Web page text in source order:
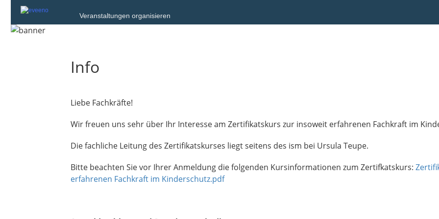
Veranstaltungen organisieren
Info
Liebe Fachkräfte!
Wir freuen uns sehr über Ihr Interesse am Zertifikatskurs zur insoweit erfahrenen Fachkraft im
Die fachliche Leitung des Zertifikatskurses liegt seitens des ism bei Ursula Teupe.
Bitte beachten Sie vor Ihrer Anmeldung die folgenden Kursinformationen zum Zertifkatskurs:
erfahrenen Fachkraft im Kinderschutz.pdf